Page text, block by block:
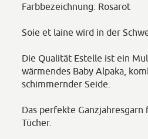
Farbbezeichnung: Rosarot
Soie et laine wird in der
Die Qualität Estelle ist ein
wärmendes Baby Alpaka,
schimmernder Seide.
Das perfekte
Tücher.